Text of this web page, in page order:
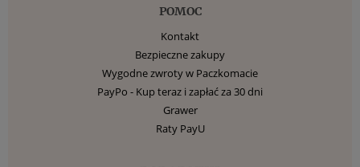
POMOC
Kontakt
Bezpieczne zakupy
Wygodne zwroty w Paczkomacie
PayPo - Kup teraz i zapłać za 30 dni
Grawer
Raty PayU